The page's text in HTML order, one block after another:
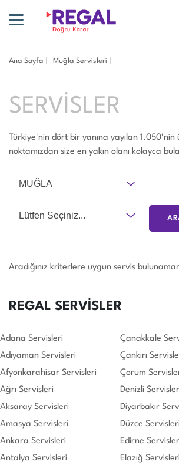
Ana Sayfa Muğla Servisleri
SERVİSLER
Türkiye'nin dört bir yanına yayılan 1.050'nin
noktamızdan size en yakın olanı kolayca
MUĞLA
Lütfen Seçiniz...
Aradığınız kriterlere uygun servis
REGAL SERVİSLER
Adana Servisleri
Adıyaman Servisleri
Afyonkarahisar Servisleri
Ağrı Servisleri
Aksaray Servisleri
Amasya Servisleri
Ankara Servisleri
Antalya Servisleri
Çanakkale
Çankırı
Çorum
Denizli
Diyarbakır
Düzce Servisleri
Edirne
Elazığ Servisleri